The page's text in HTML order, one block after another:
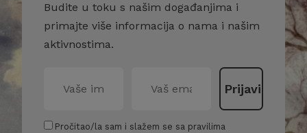
Budite u toku s našim događanjima i
primajte više informacija o nama i našim
aktivnostima.
Pročitao/la sam i slažem se sa pravilima